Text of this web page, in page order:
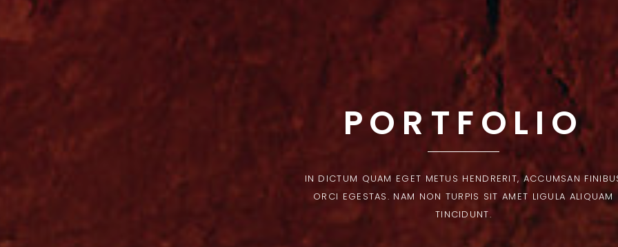
PO R T FOLI O
IN DICTUM QUAM EGET METUS HENDRERIT, ACCUMSAN
ORCI EGESTAS. NAM NON TURPIS SIT AMET LIGULA ALIQUAM
TINCIDUNT.